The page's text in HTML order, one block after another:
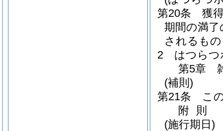
第20条
獲
期間の満
されるも
2
はつら
第5章
(補則)
第21条
こ
附 則
(施行期日)